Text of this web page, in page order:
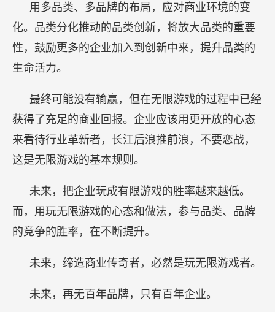
用多品类、多品牌的布局，应对商业环境的变
化。品类分化推动的品类创新，将放大品类的重要
性，鼓励更多的企业加入到创新中来，提升品类的
生命活力。
最终可能没有输赢，但在无限游戏的过程中已经
获得了充足的商业回报。企业应该用更开放的心态
来看待行业革新者，长江后浪推前浪，不要恋战，
这是无限游戏的基本规则。
未来，把企业玩成有限游戏的胜率越来越低。
而，用玩无限游戏的心态和做法，参与品类、品牌
的竞争的胜率，在不断提升。
未来，缔造商业传奇者，必然是玩无限游戏者。
未来，再无百年品牌，只有百年企业。